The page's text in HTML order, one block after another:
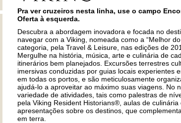
Pra ver cruzeiros nesta linha, use o campo
Oferta à esquerda.
Descubra a abordagem inovadora e focada no
navegar com a Viking, nomeada como a “Melhor
categoria, pela Travel & Leisure, nas edições de
Mergulhe na história, música, arte e culinária de
itinerários bem planejados. Excursões terrestres
imersivas conduzidas por guias locais experientes
em todas os portos, e são meticulosamente
ajudá-lo a aproveitar ao máximo suas viagens. No
variedade de atividades, tais como palestras de
pela Viking Resident Historians®, aulas de culinária
apresentações sobre os destinos, que
em terra.